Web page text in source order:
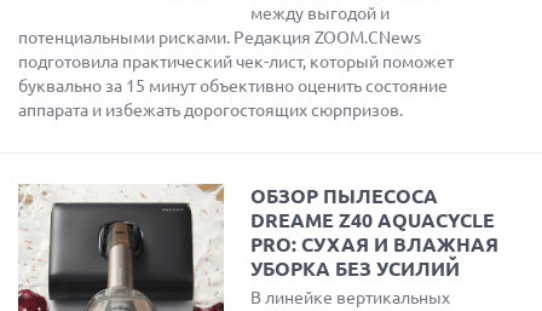
между выгодой и
потенциальными рисками. Редакция ZOOM.CNews
подготовила практический чек-лист, который поможет
буквально за 15 минут объективно оценить состояние
аппарата и избежать дорогостоящих сюрпризов.
ОБЗОР ПЫЛЕСОСА
DREAME Z40 AQUACYCLE
PRO: СУХАЯ И ВЛАЖНАЯ
УБОРКА БЕЗ УСИЛИЙ
В линейке вертикальных